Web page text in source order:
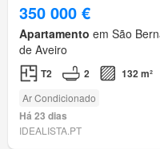
350 000 €
Apartamento em São
de Aveiro
T2 2 132 m²
Ar Condicionado
Há 23 dias
IDEALISTA.PT